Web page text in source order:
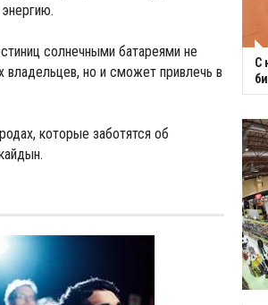
солнечными батареями не
владельцев, но и сможет привлечь в
которые заботятся об
С